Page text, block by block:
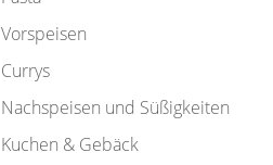
Vorspeisen
Currys
Nachspeisen und Süßigkeiten
Kuchen & Gebäck